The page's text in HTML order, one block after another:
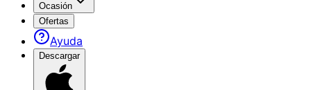
Ocasión
Ofertas
Ayuda
Descargar